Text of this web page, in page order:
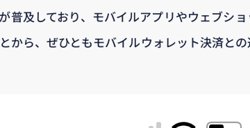
普及しており、モバイルアプリやウェブショ
から、ぜひともモバイルウォレット決済と